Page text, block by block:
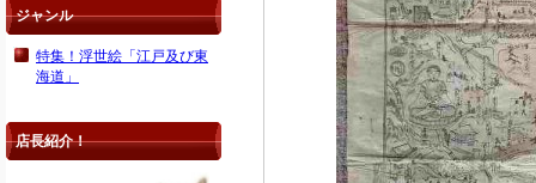
ジャンル
特集！浮世絵「江戸及び東
海道」
店長紹介！